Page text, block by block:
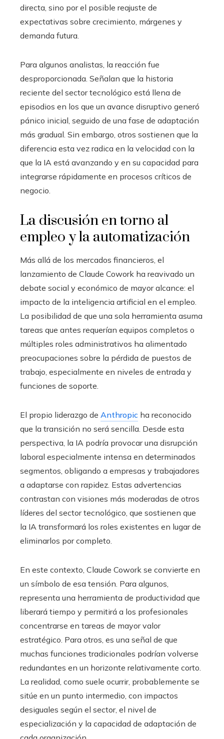
directa, sino por el posible reajuste de
expectativas sobre crecimiento, márgenes y
demanda futura.
Para algunos analistas, la reacción fue
desproporcionada. Señalan que la historia
reciente del sector tecnológico está llena de
episodios en los que un avance disruptivo generó
pánico inicial, seguido de una fase de adaptación
más gradual. Sin embargo, otros sostienen que la
diferencia esta vez radica en la velocidad con la
que la IA está avanzando y en su capacidad para
integrarse rápidamente en procesos críticos de
negocio.
La discusión en torno al
empleo y la automatización
Más allá de los mercados financieros, el
lanzamiento de Claude Cowork ha reavivado un
debate social y económico de mayor alcance: el
impacto de la inteligencia artificial en el empleo.
La posibilidad de que una sola herramienta asuma
tareas que antes requerían equipos completos o
múltiples roles administrativos ha alimentado
preocupaciones sobre la pérdida de puestos de
trabajo, especialmente en niveles de entrada y
funciones de soporte.
El propio liderazgo de Anthropic ha reconocido
que la transición no será sencilla. Desde esta
perspectiva, la IA podría provocar una disrupción
laboral especialmente intensa en determinados
segmentos, obligando a empresas y trabajadores
a adaptarse con rapidez. Estas advertencias
contrastan con visiones más moderadas de otros
líderes del sector tecnológico, que sostienen que
la IA transformará los roles existentes en lugar de
eliminarlos por completo.
En este contexto, Claude Cowork se convierte en
un símbolo de esa tensión. Para algunos,
representa una herramienta de productividad que
liberará tiempo y permitirá a los profesionales
concentrarse en tareas de mayor valor
estratégico. Para otros, es una señal de que
muchas funciones tradicionales podrían volverse
redundantes en un horizonte relativamente corto.
La realidad, como suele ocurrir, probablemente se
sitúe en un punto intermedio, con impactos
desiguales según el sector, el nivel de
especialización y la capacidad de adaptación de